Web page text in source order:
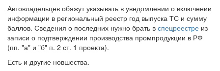
Автовладельцев обяжут указывать в уведомлении о включении
информации в региональный реестр год выпуска ТС и сумму
баллов. Сведения о последних нужно брать в спецреестре из
записи о подтверждении производства промпродукции в РФ
(пп. "а" и "б" п. 2 ст. 1 проекта).
Есть и другие новшества.